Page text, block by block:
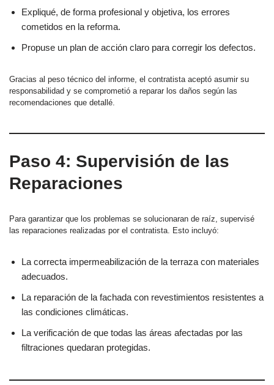
Expliqué, de forma profesional y objetiva, los errores
cometidos en la reforma.
Propuse un plan de acción claro para corregir los defectos.
Gracias al peso técnico del informe, el contratista aceptó asumir su
responsabilidad y se comprometió a reparar los daños según las
recomendaciones que detallé.
Paso 4: Supervisión de las
Reparaciones
Para garantizar que los problemas se solucionaran de raíz, supervisé
las reparaciones realizadas por el contratista. Esto incluyó:
La correcta impermeabilización de la terraza con materiales
adecuados.
La reparación de la fachada con revestimientos resistentes a
las condiciones climáticas.
La verificación de que todas las áreas afectadas por las
filtraciones quedaran protegidas.